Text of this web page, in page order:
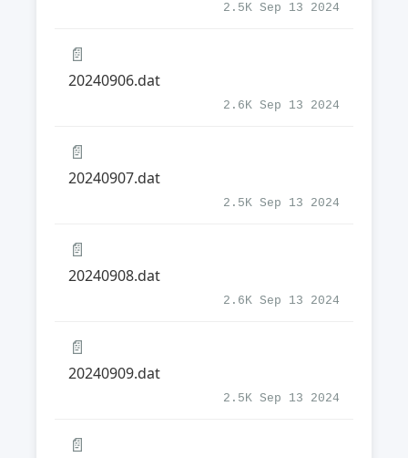
2.5K Sep 13 2024
📄
20240906.dat
2.6K Sep 13 2024
📄
20240907.dat
2.5K Sep 13 2024
📄
20240908.dat
2.6K Sep 13 2024
📄
20240909.dat
2.5K Sep 13 2024
📄